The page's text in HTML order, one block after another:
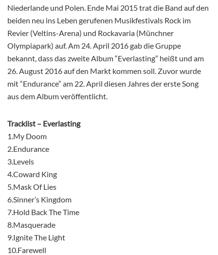
Niederlande und Polen. Ende Mai 2015 trat die Band auf den
beiden neu ins Leben gerufenen Musikfestivals Rock im
Revier (Veltins-Arena) und Rockavaria (Münchner
Olympiapark) auf. Am 24. April 2016 gab die Gruppe
bekannt, dass das zweite Album “Everlasting” heißt und am
26. August 2016 auf den Markt kommen soll. Zuvor wurde
mit “Endurance” am 22. April diesen Jahres der erste Song
aus dem Album veröffentlicht.
Tracklist – Everlasting
1.My Doom
2.Endurance
3.Levels
4.Coward King
5.Mask Of Lies
6.Sinner’s Kingdom
7.Hold Back The Time
8.Masquerade
9.Ignite The Light
10.Farewell